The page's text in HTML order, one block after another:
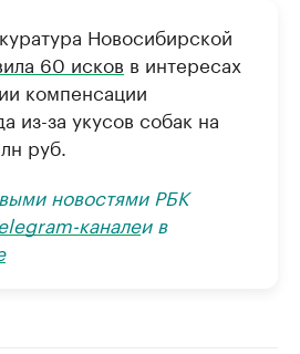
Новосибирской
60 исков в интересах
компенсации
из-за укусов собак на
руб.
новостями РБК
каналеи в